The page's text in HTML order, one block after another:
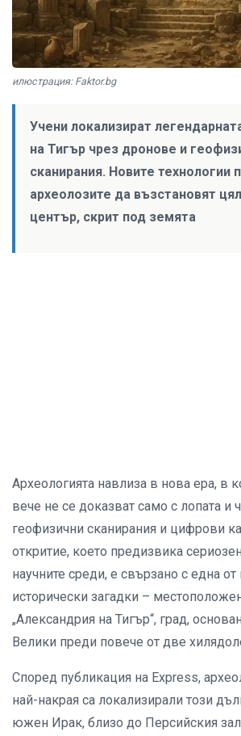
илюстрация: Faktor.bg
Учени локализират
на Тигър чрез дронове и
сканирания. Новите технологии
археолозите да възстановят
център, скрит под земята
Археологията навлиза в нова ера, в
вече не се доказват само с лопата и
геофизични сканирания и цифрови
откритие, което предизвика
научните среди, е свързано с една
исторически загадки –
„Александрия на Тигър“, град,
Велики преди повече от две
Според публикация на Express,
най-накрая са локализирали този
южен Ирак, близо до Персийския